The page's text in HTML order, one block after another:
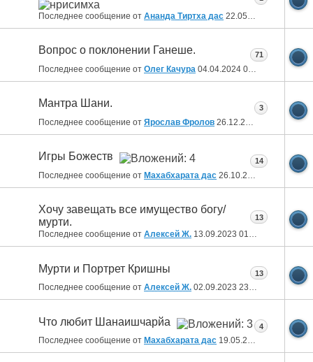
Последнее сообщение от Ананда Тиртха дас 22.05.2025
Вопрос о поклонении Ганеше.
Последнее сообщение от Олег Качура 04.04.2024 05:36
71
Мантра Шани.
Последнее сообщение от Ярослав Фролов 26.12.2023
3
Игры Божеств
Последнее сообщение от Махабхарата дас 26.10.2023
14
Хочу завещать все имущество богу/
мурти.
Последнее сообщение от Алексей Ж. 13.09.2023 01:45
13
Мурти и Портрет Кришны
Последнее сообщение от Алексей Ж. 02.09.2023 23:43
13
Что любит Шанаишчарйа
Последнее сообщение от Махабхарата дас 19.05.2023
4